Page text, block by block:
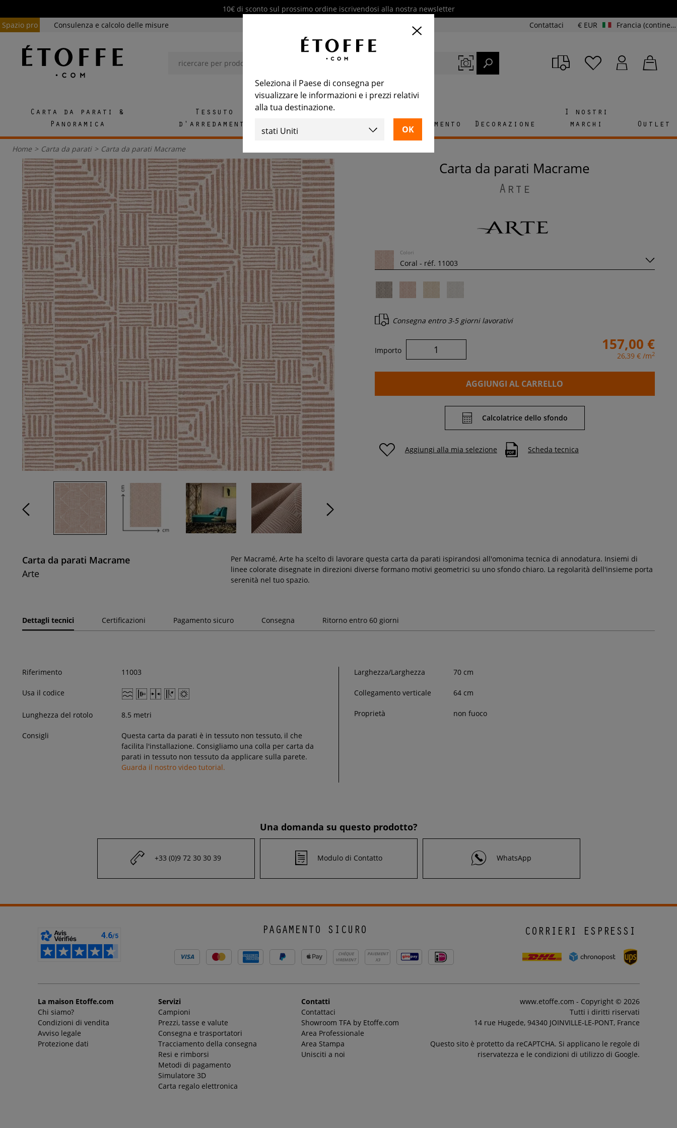
10€ di sconto sul prossimo ordine iscrivendosi alla nostra newsletter
Spazio pro
Consulenza e calcolo delle misure Contattaci € EUR Francia (continente e Corsica)
Carta da parati &
Panoramica
Tessuto
d'arredamento
Arredamento Decorazione
I nostri
marchi
Outlet
Home > Carta da parati > Carta da parati Macrame
Carta da parati Macrame
Arte
Colori
Consegna entro 3-5 giorni lavorativi
Importo 157,00 €
26,39 € /m2
AGGIUNGI AL CARRELLO
Calcolatrice dello sfondo
Aggiungi alla mia selezione Scheda tecnica
Carta da parati Macrame
Arte
Per Macramé, Arte ha scelto di lavorare questa carta da parati ispirandosi all'omonima tecnica di annodatura. Insiemi di
linee colorate disegnate in direzioni diverse formano motivi geometrici su uno sfondo chiaro. La regolarità dell'insieme porta
serenità nel tuo spazio.
Dettagli tecnici Certificazioni Pagamento sicuro Consegna Ritorno entro 60 giorni
Riferimento 11003
Usa il codice
Lunghezza del rotolo 8.5 metri
Consigli
Questa carta da parati è in tessuto non tessuto, il che
facilita l'installazione. Consigliamo una colla per carta da
parati in tessuto non tessuto da applicare sulla parete.
Guarda il nostro video tutorial.
Larghezza/Larghezza 70 cm
Collegamento verticale 64 cm
Proprietà non fuoco
Una domanda su questo prodotto?
+33 (0)9 72 30 30 39 Modulo di Contatto WhatsApp
PAGAMENTO SICURO
CHÈQUE
VIREMENT
PAIEMENT
X3
CORRIERI ESPRESSI
La maison Etoffe.com
Chi siamo?
Condizioni di vendita
Avviso legale
Protezione dati
Servizi
Campioni
Prezzi, tasse e valute
Consegna e trasportatori
Tracciamento della consegna
Resi e rimborsi
Metodi di pagamento
Simulatore 3D
Carta regalo elettronica
Contatti
Contattaci
Showroom TFA by Etoffe.com
Area Professionale
Area Stampa
Unisciti a noi
www.etoffe.com - Copyright © 2026
Tutti i diritti riservati
14 rue Hugede, 94340 JOINVILLE-LE-PONT, France
Questo sito è protetto da reCAPTCHA. Si applicano le regole di
riservatezza e le condizioni di utilizzo di Google.
Seleziona il Paese di consegna per
visualizzare le informazioni e i prezzi relativi
alla tua destinazione.